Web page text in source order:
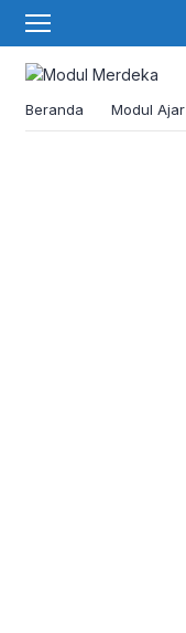
Beranda Modul Ajar